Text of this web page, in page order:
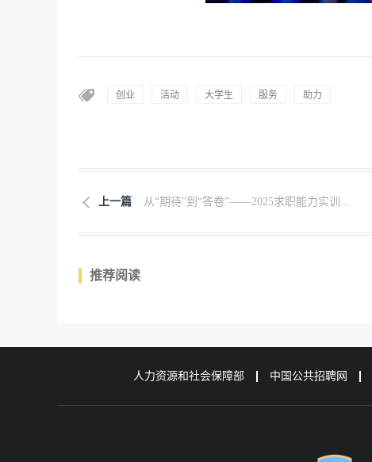
创业 活动 大学生 服务 助力
上一篇 从“期待”到“答卷”——2025求职能力实训...
推荐阅读
人力资源和社会保障部 中国公共招聘网